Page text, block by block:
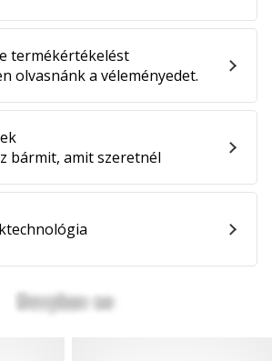
termékértékelést
olvasnánk a véleményedet.
bármit, amit szeretnél